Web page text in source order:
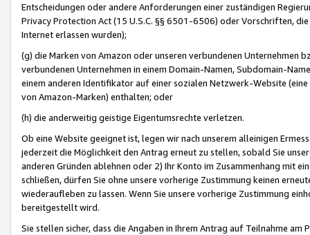
Entscheidungen oder andere Anforderungen einer zuständigen
Privacy Protection Act (15 U.S.C. §§ 6501-6506) oder Vorschriften,
Internet erlassen wurden);
(g) die Marken von Amazon oder unseren verbundenen Unternehmen
verbundenen Unternehmen in einem Domain-Namen, Subdomain-
einem anderen Identifikator auf einer sozialen Netzwerk-Website
von Amazon-Marken) enthalten; oder
(h) die anderweitig geistige Eigentumsrechte verletzen.
Ob eine Website geeignet ist, legen wir nach unserem alleinigen
jederzeit die Möglichkeit den Antrag erneut zu stellen, sobald Sie
anderen Gründen ablehnen oder 2) Ihr Konto im Zusammenhang mit
schließen, dürfen Sie ohne unsere vorherige Zustimmung keinen
wiederaufleben zu lassen. Wenn Sie unsere vorherige Zustimmung
bereitgestellt wird.
Sie stellen sicher, dass die Angaben in Ihrem Antrag auf Teilnahme